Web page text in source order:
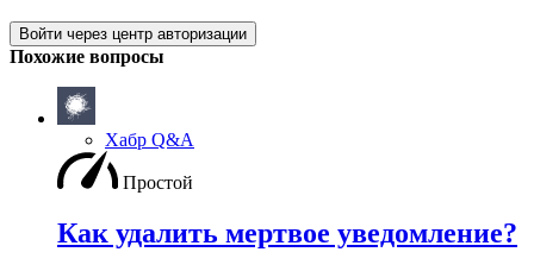
Войти через центр авторизации
Похожие вопросы
Хабр Q&A
Простой
Как удалить мертвое уведомление?